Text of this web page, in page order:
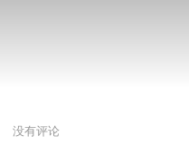
没有评论